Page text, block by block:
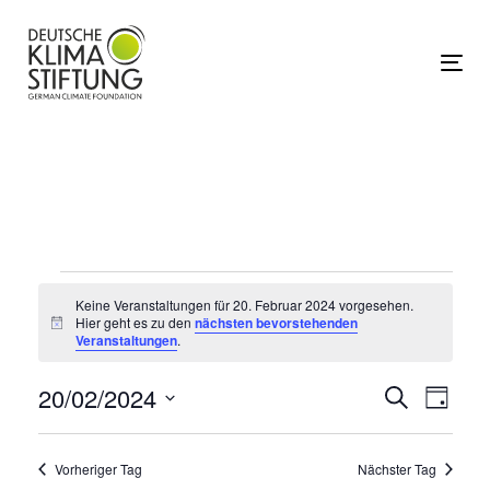
überspringen
primären
Navigation
springen
Veranstaltungen
für
20.
Hinweis
Keine Veranstaltungen für 20. Februar 2024 vorgesehen.
Hier geht es zu dennächsten bevorstehenden
Veranstaltungen.
SucheTag
20/02/2024
Datum
wählen.
Vorheriger Tag Nächster Tag